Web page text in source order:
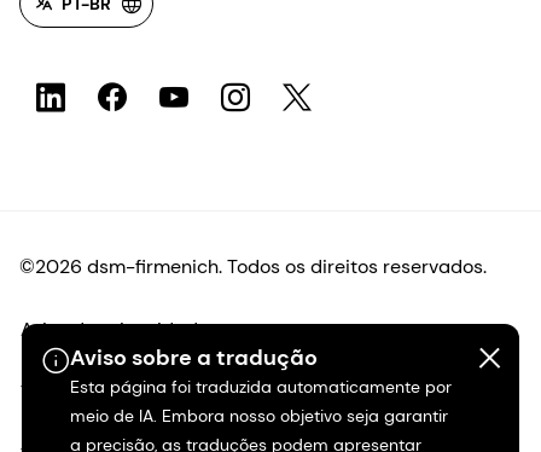
Aviso sobre a tradução
Esta página foi traduzida automaticamente por
meio de IA. Embora nosso objetivo seja garantir
a precisão, as traduções podem apresentar
©2026 dsm-firmenich. Todos os direitos reservados.
Aviso de privacidade
Termos de uso